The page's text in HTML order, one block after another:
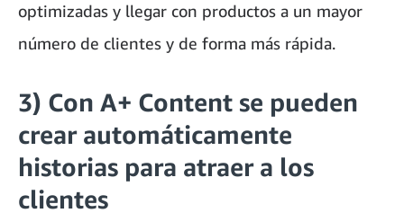
optimizadas y llegar con productos a un mayor
número de clientes y de forma más rápida.
3) Con A+ Content se pueden
crear automáticamente
historias para atraer a los
clientes